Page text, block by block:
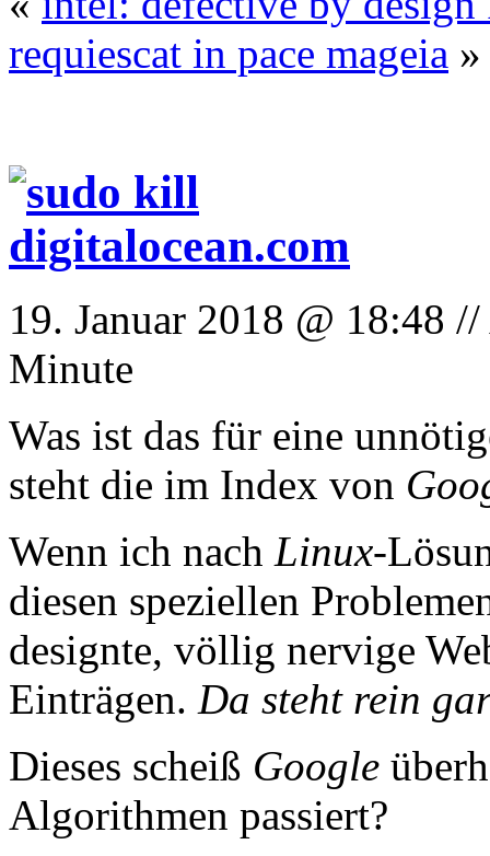
requiescat in pace mageia »
19. Januar 2018 @ 18:48
Minute
Was ist das für eine
steht die im Index von
Wenn ich nach Linux-
diesen speziellen
designte, völlig nervige
Einträgen. Da steht rein
Dieses scheiß Google
Algorithmen passiert?